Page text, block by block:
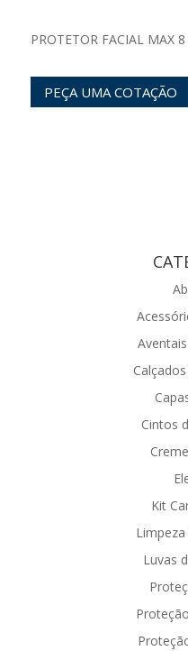
PROTETOR FACIAL MAX
PEÇA UMA COTAÇÃO
Cintos
Kit
Luvas